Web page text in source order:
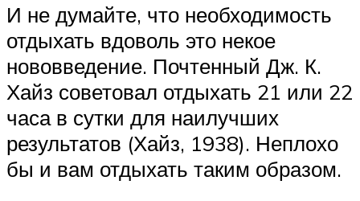
И не думайте, что необходимость
отдыхать вдоволь это некое
нововведение. Почтенный Дж. К.
Хайз советовал отдыхать 21 или 22
часа в сутки для наилучших
результатов (Хайз, 1938). Неплохо
бы и вам отдыхать таким образом.